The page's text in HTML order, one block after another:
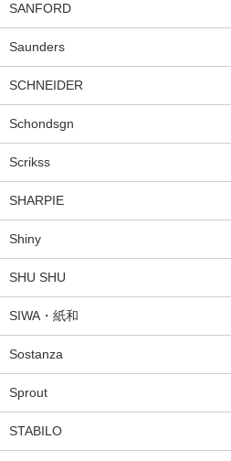
SANFORD
Saunders
SCHNEIDER
Schondsgn
Scrikss
SHARPIE
Shiny
SHU SHU
SIWA・紙和
Sostanza
Sprout
STABILO